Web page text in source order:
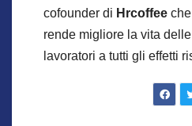
cofounder di Hrcoffee
rende migliore la vita
lavoratori a tutti gli effetti